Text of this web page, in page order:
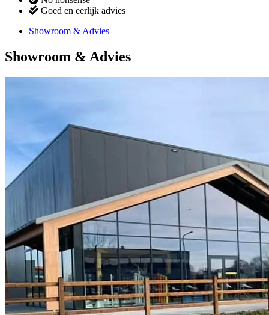
Goed en eerlijk advies
Showroom & Advies
Showroom & Advies